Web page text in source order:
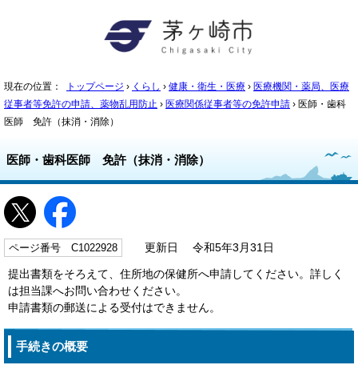
現在の位置： トップページ › くらし › 健康・衛生・医療 › 医療機関・薬局、医療
従事者等免許の申請、薬物乱用防止 › 医療関係従事者等の免許申請 › 医師・歯科
医師 免許（抹消・消除）
医師・歯科医師 免許（抹消・消除）
ページ番号 C1022928 更新日 令和5年3月31日
提出書類をそろえて、住所地の保健所へ申請してください。詳しく
は担当課へお問い合わせください。
申請書類の郵送による受付はできません。
手続きの概要